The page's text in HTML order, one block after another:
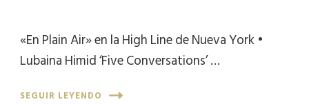
«En Plain Air» en la High Line de Nueva York •
Lubaina Himid ‘Five Conversations’ …
SEGUIR LEYENDO